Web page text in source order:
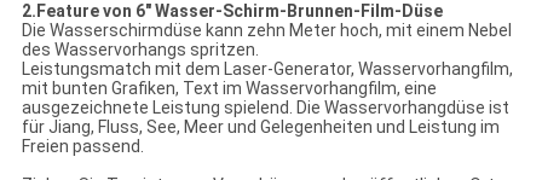
2.Feature von 6" Wasser-Schirm-Brunnen-Film-Düse
Die Wasserschirmdüse kann zehn Meter hoch, mit einem Nebel
des Wasservorhangs spritzen.
Leistungsmatch mit dem Laser-Generator, Wasservorhangfilm,
mit bunten Grafiken, Text im Wasservorhangfilm, eine
ausgezeichnete Leistung spielend. Die Wasservorhangdüse ist
für Jiang, Fluss, See, Meer und Gelegenheiten und Leistung im
Freien passend.